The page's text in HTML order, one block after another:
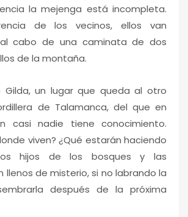
la mejenga está incompleta.
de los vecinos, ellos van
cabo de una caminata de dos
de la montaña.
Gilda, un lugar que queda al otro
de Talamanca, del que en
casi nadie tiene conocimiento.
viven? ¿Qué estarán haciendo
hijos de los bosques y las
llenos de misterio, si no labrando la
después de la próxima